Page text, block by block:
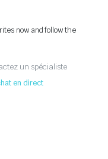
now and follow the
un spécialiste
en direct